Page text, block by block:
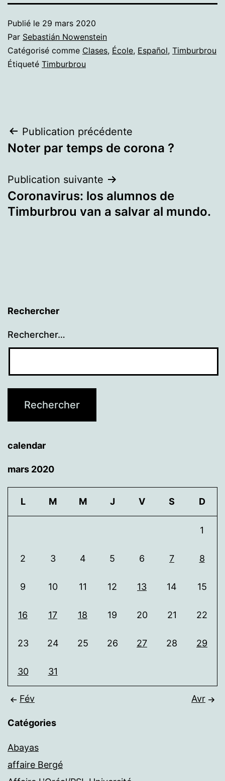
Publié le 29 mars 2020
Par Sebastián Nowenstein
Catégorisé comme Clases, École, Español, Timburbrou
Étiqueté Timburbrou
Navigation
de
l’article
Publication précédente
Noter par temps de corona ?
Publication suivante
Coronavirus: los alumnos de
Timburbrou van a salvar al mundo.
Rechercher
Rechercher…
calendar
mars 2020
L M M J V S D
1
2 3 4 5 6 7 8
9 10 11 12 13 14 15
16 17 18 19 20 21 22
23 24 25 26 27 28 29
30 31
Fév Avr
Catégories
Abayas
affaire Bergé